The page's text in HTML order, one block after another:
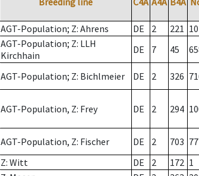
AGT-Population; Z: Ahrens DE 2 221
AGT-Population; Z: LLH
Kirchhain
DE 7 45
AGT-Population; Z: Bichlmeier DE 2 326
AGT-Population, Z: Frey DE 2 294
AGT-Population, Z: Fischer DE 2 703 77
Z: Witt DE 2 172 1